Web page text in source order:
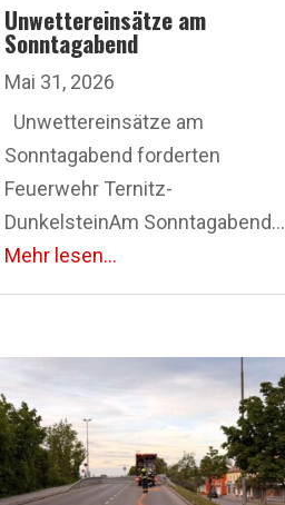
Unwettereinsätze am
Sonntagabend
Mai 31, 2026
Unwettereinsätze am
Sonntagabend forderten
Feuerwehr Ternitz-
DunkelsteinAm Sonntagabend...
Mehr lesen...